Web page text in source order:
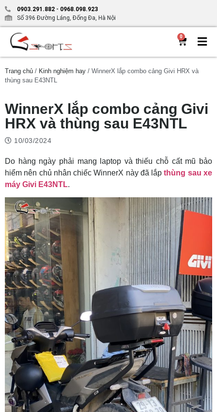
0903.291.882 - 0968.098.923
Số 396 Đường Láng, Đống Đa, Hà Nội
0
Trang chủ / Kinh nghiệm hay / WinnerX lắp combo cảng Givi HRX và
thùng sau E43NTL
WinnerX lắp combo cảng Givi
HRX và thùng sau E43NTL
10/03/2024
Do hàng ngày phải mang laptop và thiếu chỗ cất mũ bảo
hiểm nên chủ nhân chiếc WinnerX này đã lắp thùng sau xe
máy Givi E43NTL.